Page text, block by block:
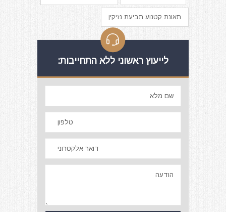
תאונת קטנוע תביעת נזיקין
לייעוץ ראשוני ללא התחייבות: